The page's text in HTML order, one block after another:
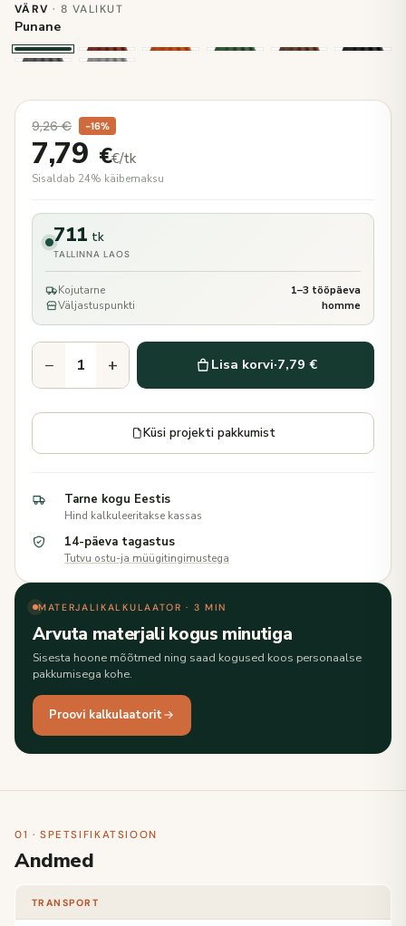
VÄRV · 8 VALIKUT
Punane
9,26€ −16%
7,79 €€/tk
Sisaldab 24% käibemaksu
711 tk
TALLINNA LAOS
Kojutarne
1–3 tööpäeva
Väljastuspunkti
homme
− + Lisa korvi·7,79 €
Küsi projekti pakkumist
Tarne kogu Eestis
Hind kalkuleeritakse kassas
14-päeva tagastus
Tutvu ostu-ja müügitingimustega
MATERJALIKALKULAATOR · 3 MIN
Arvuta materjali kogus minutiga
Sisesta hoone mõõtmed ning saad kogused koos personaalse
pakkumisega kohe.
Proovi kalkulaatorit
01 · SPETSIFIKATSIOON
Andmed
TRANSPORT